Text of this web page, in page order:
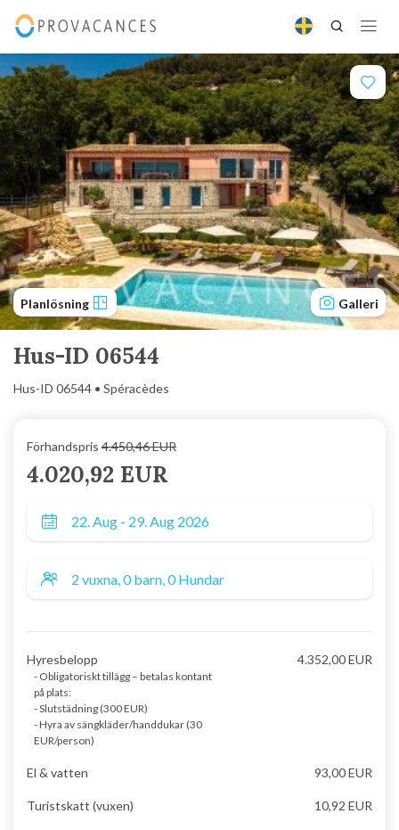
Planlösning Galleri
Hus-ID 06544
Hus-ID 06544 • Spéracèdes
Förhandspris 4.450,46 EUR
4.020,92 EUR
Hyresbelopp
- Obligatoriskt tillägg – betalas kontant
på plats:
- Slutstädning (300 EUR)
- Hyra av sängkläder/handdukar (30
EUR/person)
4.352,00 EUR
El & vatten 93,00 EUR
Turistskatt (vuxen) 10,92 EUR